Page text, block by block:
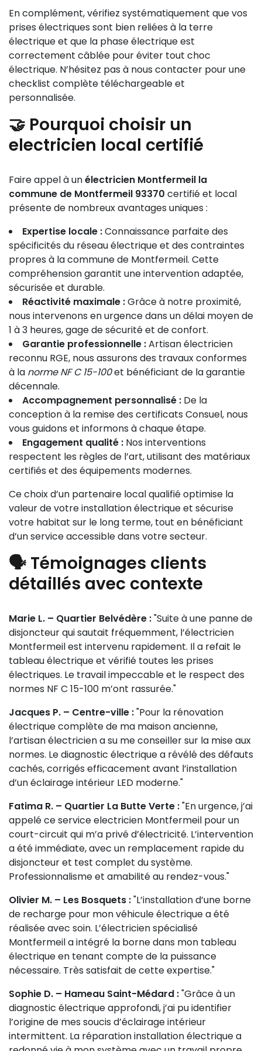
En complément, vérifiez systématiquement que vos
prises électriques sont bien reliées à la terre
électrique et que la phase électrique est
correctement câblée pour éviter tout choc
électrique. N’hésitez pas à nous contacter pour une
checklist complète téléchargeable et
personnalisée.
🤝 Pourquoi choisir un
electricien local certifié
Faire appel à unélectricien Montfermeil la
commune de Montfermeil 93370 certifié et local
présente de nombreux avantages uniques :
Expertise locale :Connaissance parfaite des
spécificités du réseau électrique et des contraintes
propres à la commune de Montfermeil. Cette
compréhension garantit une intervention adaptée,
sécurisée et durable.
Réactivité maximale :Grâce à notre proximité,
nous intervenons en urgence dans un délai moyen de
1 à 3 heures, gage de sécurité et de confort.
Garantie professionnelle :Artisan électricien
reconnu RGE, nous assurons des travaux conformes
à la norme NF C 15-100et bénéficiant de la garantie
décennale.
Accompagnement personnalisé : De la
conception à la remise des certificats Consuel, nous
vous guidons et informons à chaque étape.
Engagement qualité : Nos interventions
respectent les règles de l’art, utilisant des matériaux
certifiés et des équipements modernes.
Ce choix d’un partenaire local qualifié optimise la
valeur de votre installation électrique et sécurise
votre habitat sur le long terme, tout en bénéficiant
d’un service accessible dans votre secteur.
🗣️ Témoignages clients
détaillés avec contexte
Marie L. – Quartier Belvédère :"Suite à une panne de
disjoncteur qui sautait fréquemment, l’électricien
Montfermeil est intervenu rapidement. Il a refait le
tableau électrique et vérifié toutes les prises
électriques. Le travail impeccable et le respect des
normes NF C 15-100 m’ont rassurée."
Jacques P. – Centre-ville :"Pour la rénovation
électrique complète de ma maison ancienne,
l’artisan électricien a su me conseiller sur la mise aux
normes. Le diagnostic électrique a révélé des défauts
cachés, corrigés efficacement avant l’installation
d’un éclairage intérieur LED moderne."
Fatima R. – Quartier La Butte Verte :"En urgence, j’ai
appelé ce service electricien Montfermeil pour un
court-circuit qui m’a privé d’électricité. L’intervention
a été immédiate, avec un remplacement rapide du
disjoncteur et test complet du système.
Professionnalisme et amabilité au rendez-vous."
Olivier M. – Les Bosquets :"L’installation d’une borne
de recharge pour mon véhicule électrique a été
réalisée avec soin. L’électricien spécialisé
Montfermeil a intégré la borne dans mon tableau
électrique en tenant compte de la puissance
nécessaire. Très satisfait de cette expertise."
Sophie D. – Hameau Saint-Médard :"Grâce à un
diagnostic électrique approfondi, j’ai pu identifier
l’origine de mes soucis d’éclairage intérieur
intermittent. La réparation installation électrique a